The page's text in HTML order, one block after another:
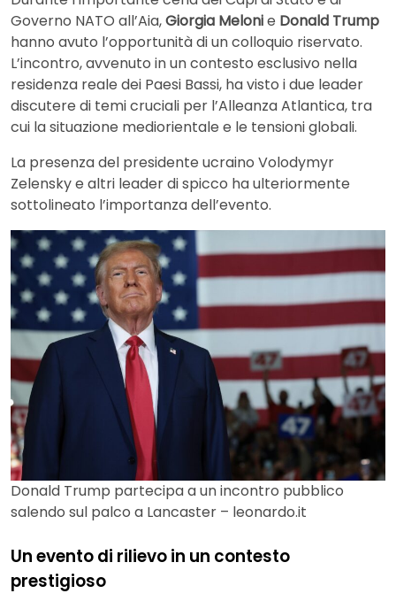
Governo NATO all’Aia,Giorgia Melonie Donald Trump
hanno avuto l’opportunità di un colloquio riservato.
L’incontro, avvenuto in un contesto esclusivo nella
residenza reale dei Paesi Bassi, ha visto i due leader
discutere di temi cruciali per l’Alleanza Atlantica, tra
cui la situazione mediorientale e le tensioni globali.
La presenza del presidente ucraino Volodymyr
Zelensky e altri leader di spicco ha ulteriormente
sottolineato l’importanza dell’evento.
Donald Trump partecipa a un incontro pubblico
salendo sul palco a Lancaster – leonardo.it
Un evento di rilievo in un contesto
prestigioso